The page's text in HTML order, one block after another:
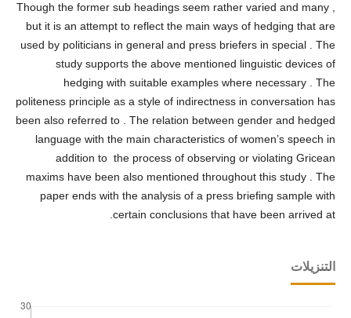
Though the former sub headings seem rather varied and many ,
but it is an attempt to reflect the main ways of hedging that are
used by politicians in general and press briefers in special . The
study supports the above mentioned linguistic devices of
hedging with suitable examples where necessary . The
politeness principle as a style of indirectness in conversation has
been also referred to . The relation between gender and hedged
language with the main characteristics of women’s speech in
addition to the process of observing or violating Gricean
maxims have been also mentioned throughout this study . The
paper ends with the analysis of a press briefing sample with
certain conclusions that have been arrived at.
التنزيلات